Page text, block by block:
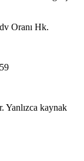
Oranı Hk.
Yanlızca kaynak